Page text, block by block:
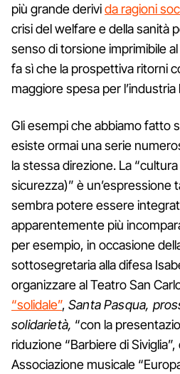
più grande derivida ragioni
crisi del welfare e della sanità
senso di torsione imprimibile
fa sì che la prospettiva ritorni
maggiore spesa per
Gli esempi che abbiamo fatto
esiste ormai una serie
la stessa direzione. La
sicurezza)” è un’espressione
sembra potere essere
apparentemente più
per esempio, in occasione
sottosegretaria alla difesa
organizzare al Teatro San
“solidale”, Santa Pasqua,
solidarietà, “con la
riduzione “Barbiere di
Associazione musicale